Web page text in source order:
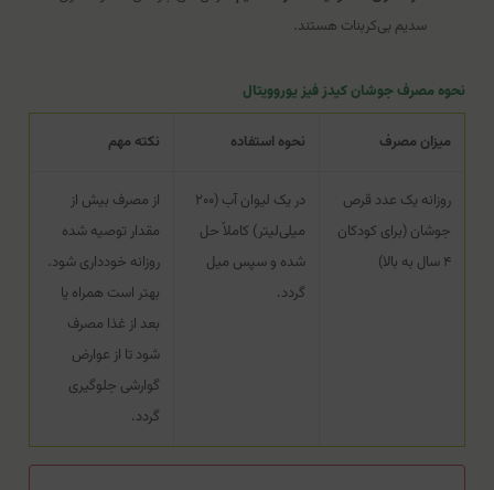
سدیم بی‌کربنات هستند.
نحوه مصرف جوشان کیدز فیز یوروویتال
میزان مصرف نحوه استفاده نکته مهم
روزانه یک عدد قرص
جوشان (برای کودکان
۴ سال به بالا)
در یک لیوان آب (۲۰۰
میلی‌لیتر) کاملاً حل
شده و سپس میل
گردد.
از مصرف بیش از
مقدار توصیه شده
روزانه خودداری شود.
بهتر است همراه یا
بعد از غذا مصرف
شود تا از عوارض
گوارشی جلوگیری
گردد.